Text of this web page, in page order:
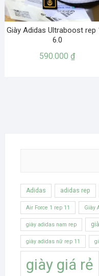
Giày Adidas Ultraboost rep
6.0
590.000₫
Adidas adidas rep
Air Force 1 rep 11 Giày
giày adidas nam rep
giày adidas nữ rep 11
giày giá rẻ